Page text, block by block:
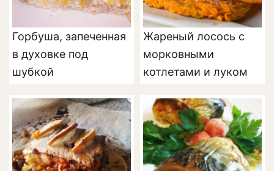
Горбуша, запеченная
в духовке под
шубкой
Жареный лосось с
морковными
котлетами и луком